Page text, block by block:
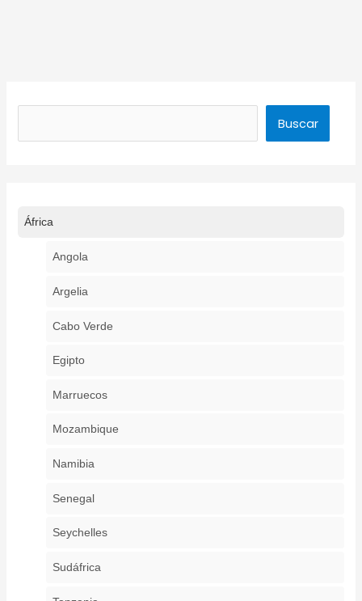
Buscar
África
Angola
Argelia
Cabo Verde
Egipto
Marruecos
Mozambique
Namibia
Senegal
Seychelles
Sudáfrica